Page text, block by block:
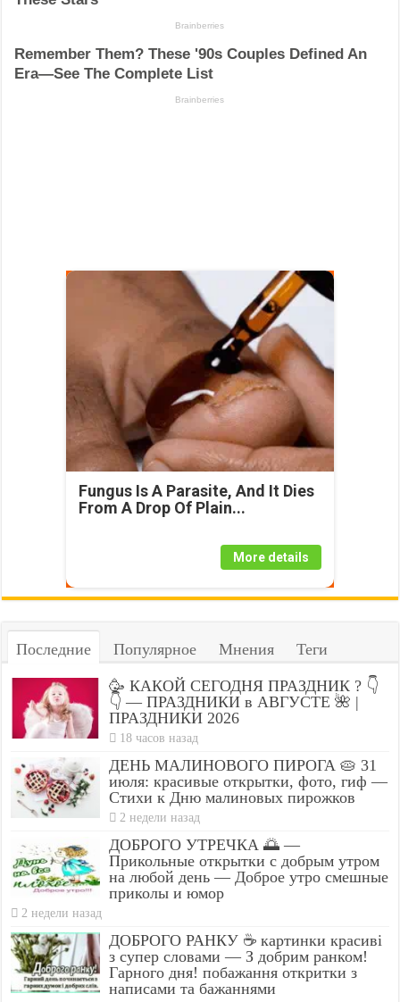
Fungus Is A Parasite, And It Dies
From A Drop Of Plain...
More details
Последние Популярное Мнения Теги
🥳 КАКОЙ СЕГОДНЯ ПРАЗДНИК ? 👇
👇 — ПРАЗДНИКИ в АВГУСТЕ 🌺 |
ПРАЗДНИКИ 2026
18 часов назад
ДЕНЬ МАЛИНОВОГО ПИРОГА 🥧 31
июля: красивые открытки, фото, гиф —
Стихи к Дню малиновых пирожков
2 недели назад
ДОБРОГО УТРЕЧКА 🌅 —
Прикольные открытки с добрым утром
на любой день — Доброе утро смешные
приколы и юмор
2 недели назад
ДОБРОГО РАНКУ ☕ картинки красиві
з супер словами — З добрим ранком!
Гарного дня! побажання откритки з
написами та бажаннями